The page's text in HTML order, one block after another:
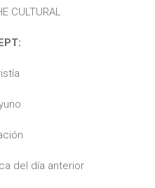
del día anterior